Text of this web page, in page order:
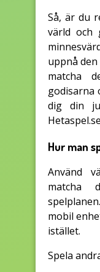
Så, är du
värld och
uppnå
matcha
godisarna
dig din
Hur man
Använd
matcha
mobil
istället.
Spela